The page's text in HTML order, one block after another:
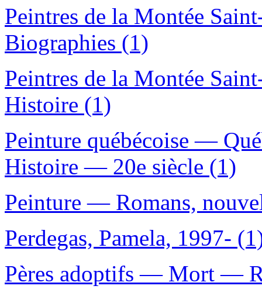
Peintres de la Montée
Biographies (1)
Peintres de la Montée
Histoire (1)
Peinture québécoise —
Histoire — 20e siècle (1)
Peinture — Romans,
Perdegas, Pamela, 1997-
Pères adoptifs — Mort —